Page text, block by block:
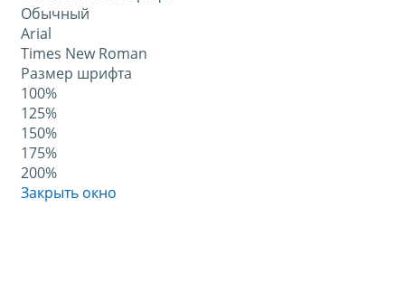
Обычный
Arial
Times New Roman
Размер шрифта
100%
125%
150%
175%
200%
Закрыть окно